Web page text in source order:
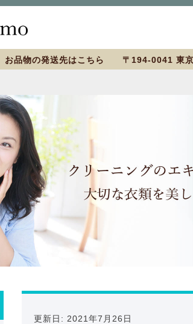
お品物の発送先はこちら 〒194-0041 東
更新日: 2021年7月26日